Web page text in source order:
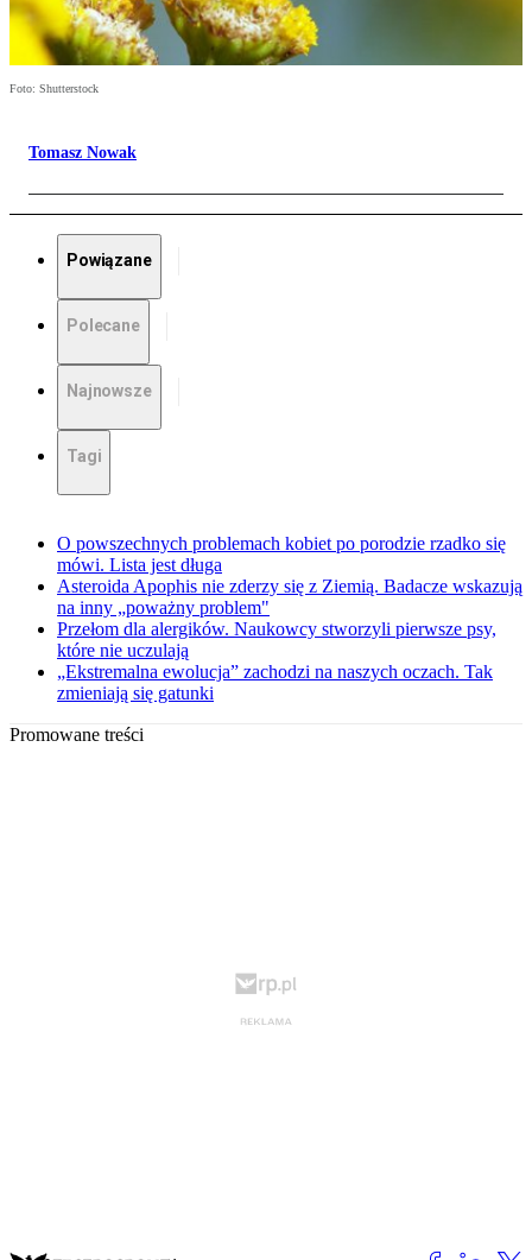
Foto: Shutterstock
Tomasz Nowak
Powiązane
Polecane
Najnowsze
Tagi
O powszechnych problemach kobiet po porodzie rzadko się
mówi. Lista jest długa
Asteroida Apophis nie zderzy się z Ziemią. Badacze wskazują
na inny „poważny problem"
Przełom dla alergików. Naukowcy stworzyli pierwsze psy,
które nie uczulają
„Ekstremalna ewolucja” zachodzi na naszych oczach. Tak
zmieniają się gatunki
Promowane treści